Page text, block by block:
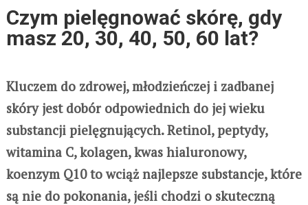
Czym pielęgnować skórę, gdy
masz 20, 30, 40, 50, 60 lat?
Kluczem do zdrowej, młodzieńczej i zadbanej
skóry jest dobór odpowiednich do jej wieku
substancji pielęgnujących. Retinol, peptydy,
witamina C, kolagen, kwas hialuronowy,
koenzym Q10 to wciąż najlepsze substancje, które
są nie do pokonania, jeśli chodzi o skuteczną